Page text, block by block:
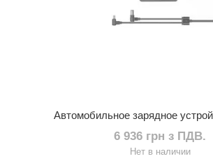
6 936 грн з ПДВ.
Нет в наличии